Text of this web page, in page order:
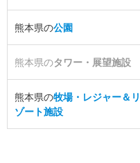
熊本県の公園
熊本県のタワー・展望施設
熊本県の牧場・レジャー＆リ
ゾート施設